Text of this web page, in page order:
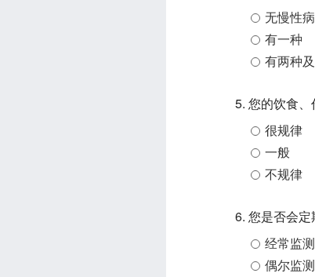
无慢性病
有一种
有两种
5. 您的饮食
很规律
一般
不规律
6. 您是否会
经常监测
偶尔监测